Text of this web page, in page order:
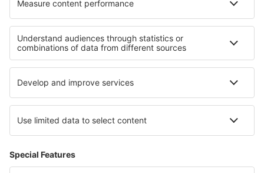
I migliori hotel - zone
Hotel sulla Sunshine Coast Hotel in Tasmania
Hotel a Gold Coast Hotel a Moelltal Hotel in Warmia
Hotel in Lituania Hotel in Giza
Hotel a Mariapfarr -Mauterndorf